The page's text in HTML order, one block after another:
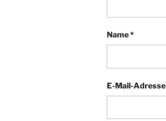
Name*
E-Mail-Adresse